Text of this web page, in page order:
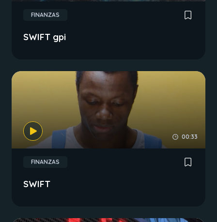
FINANZAS
SWIFT gpi
00:33
FINANZAS
SWIFT